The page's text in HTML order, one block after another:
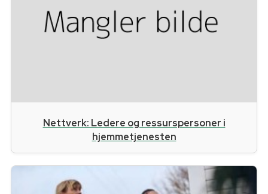
Nettverk: Ledere og ressurspersoner i
hjemmetjenesten